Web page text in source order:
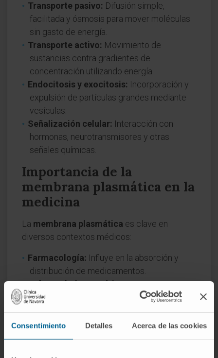
Consentimiento Detalles Acerca de las cookies
Transporte pasivo: Difusión simple,
facilitada y ósmosis para mover moléculas
sin gasto de energía.
Transporte activo: Movimiento de
sustancias contra gradientes de
concentración utilizando energía.
Endocitosis y exocitosis: Incorporación y
expulsión de partículas grandes mediante
vesículas.
Señalización celular: Interacción con
hormonas, neurotransmisores y otras
señales químicas.
Importancia de la
membrana plasmática en la
medicina
La membrana plasmática es clave en
diversos contextos médicos:
Farmacología: Influye en la absorción y
distribución de medicamentos.
Enfermedades genéticas:Mutaciones en
proteínas de membrana pueden causar
patologías como fibrosis quística.
Oncología:
Alteraciones en la señalización
celular de membrana están implicadas en el